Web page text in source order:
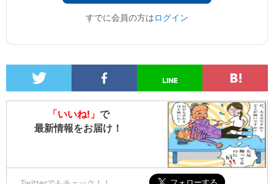
すでに会員の方はログイン
「いいね!」 で
最新情報をお届け！